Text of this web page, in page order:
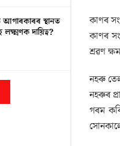
স্থানত
দায়িত্ব?
কাণৰ
কাণৰ
শ্ৰৱণ
নহৰু
নহৰুৰ
গৰম